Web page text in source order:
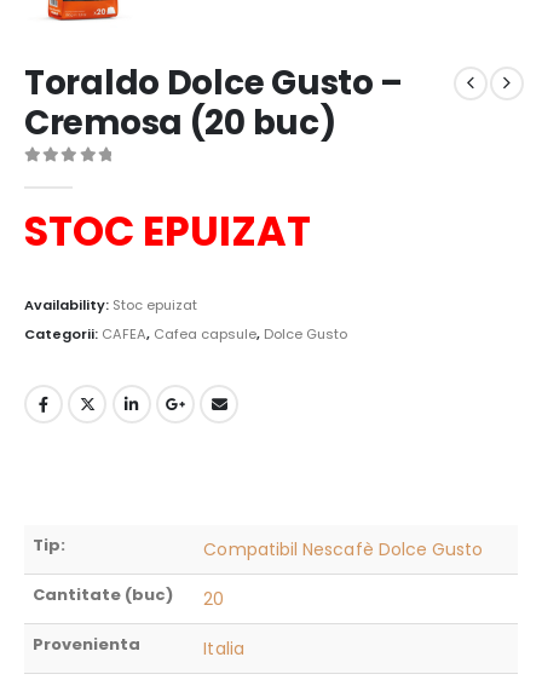
Toraldo Dolce Gusto –
Cremosa (20 buc)
STOC EPUIZAT
Availability: Stoc epuizat
Categorii: CAFEA, Cafea capsule, Dolce Gusto
Tip: Compatibil Nescafè Dolce Gusto
Cantitate (buc) 20
Provenienta Italia